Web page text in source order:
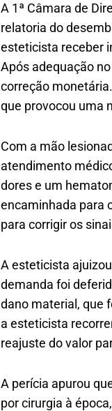
A 1ª Câmara de
relatoria do
esteticista receber
Após adequação
correção
que provocou uma
Com a mão
atendimento
dores e um
encaminhada para
para corrigir os
A esteticista
demanda foi
dano material, que
a esteticista
reajuste do valor
A perícia apurou
por cirurgia à